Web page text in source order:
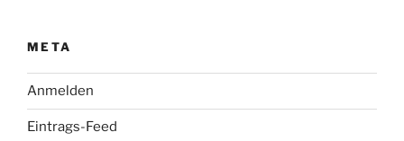
META
Anmelden
Eintrags-Feed